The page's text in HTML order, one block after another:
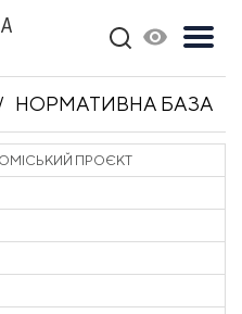
НОРМАТИВНА БАЗА
ПРОЄКТ